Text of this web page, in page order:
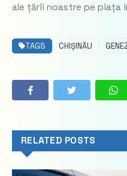
ale țării noastre pe piața
TAGS CHIȘINĂU
RELATED POSTS